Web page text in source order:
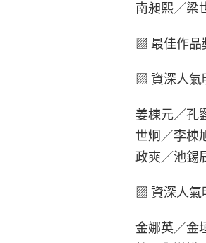
南昶熙／梁
▨ 最佳作品
▨ 資深人氣
姜棟元／孔
世炯／李棟
政奭／池錫
▨ 資深人氣
金娜英／金